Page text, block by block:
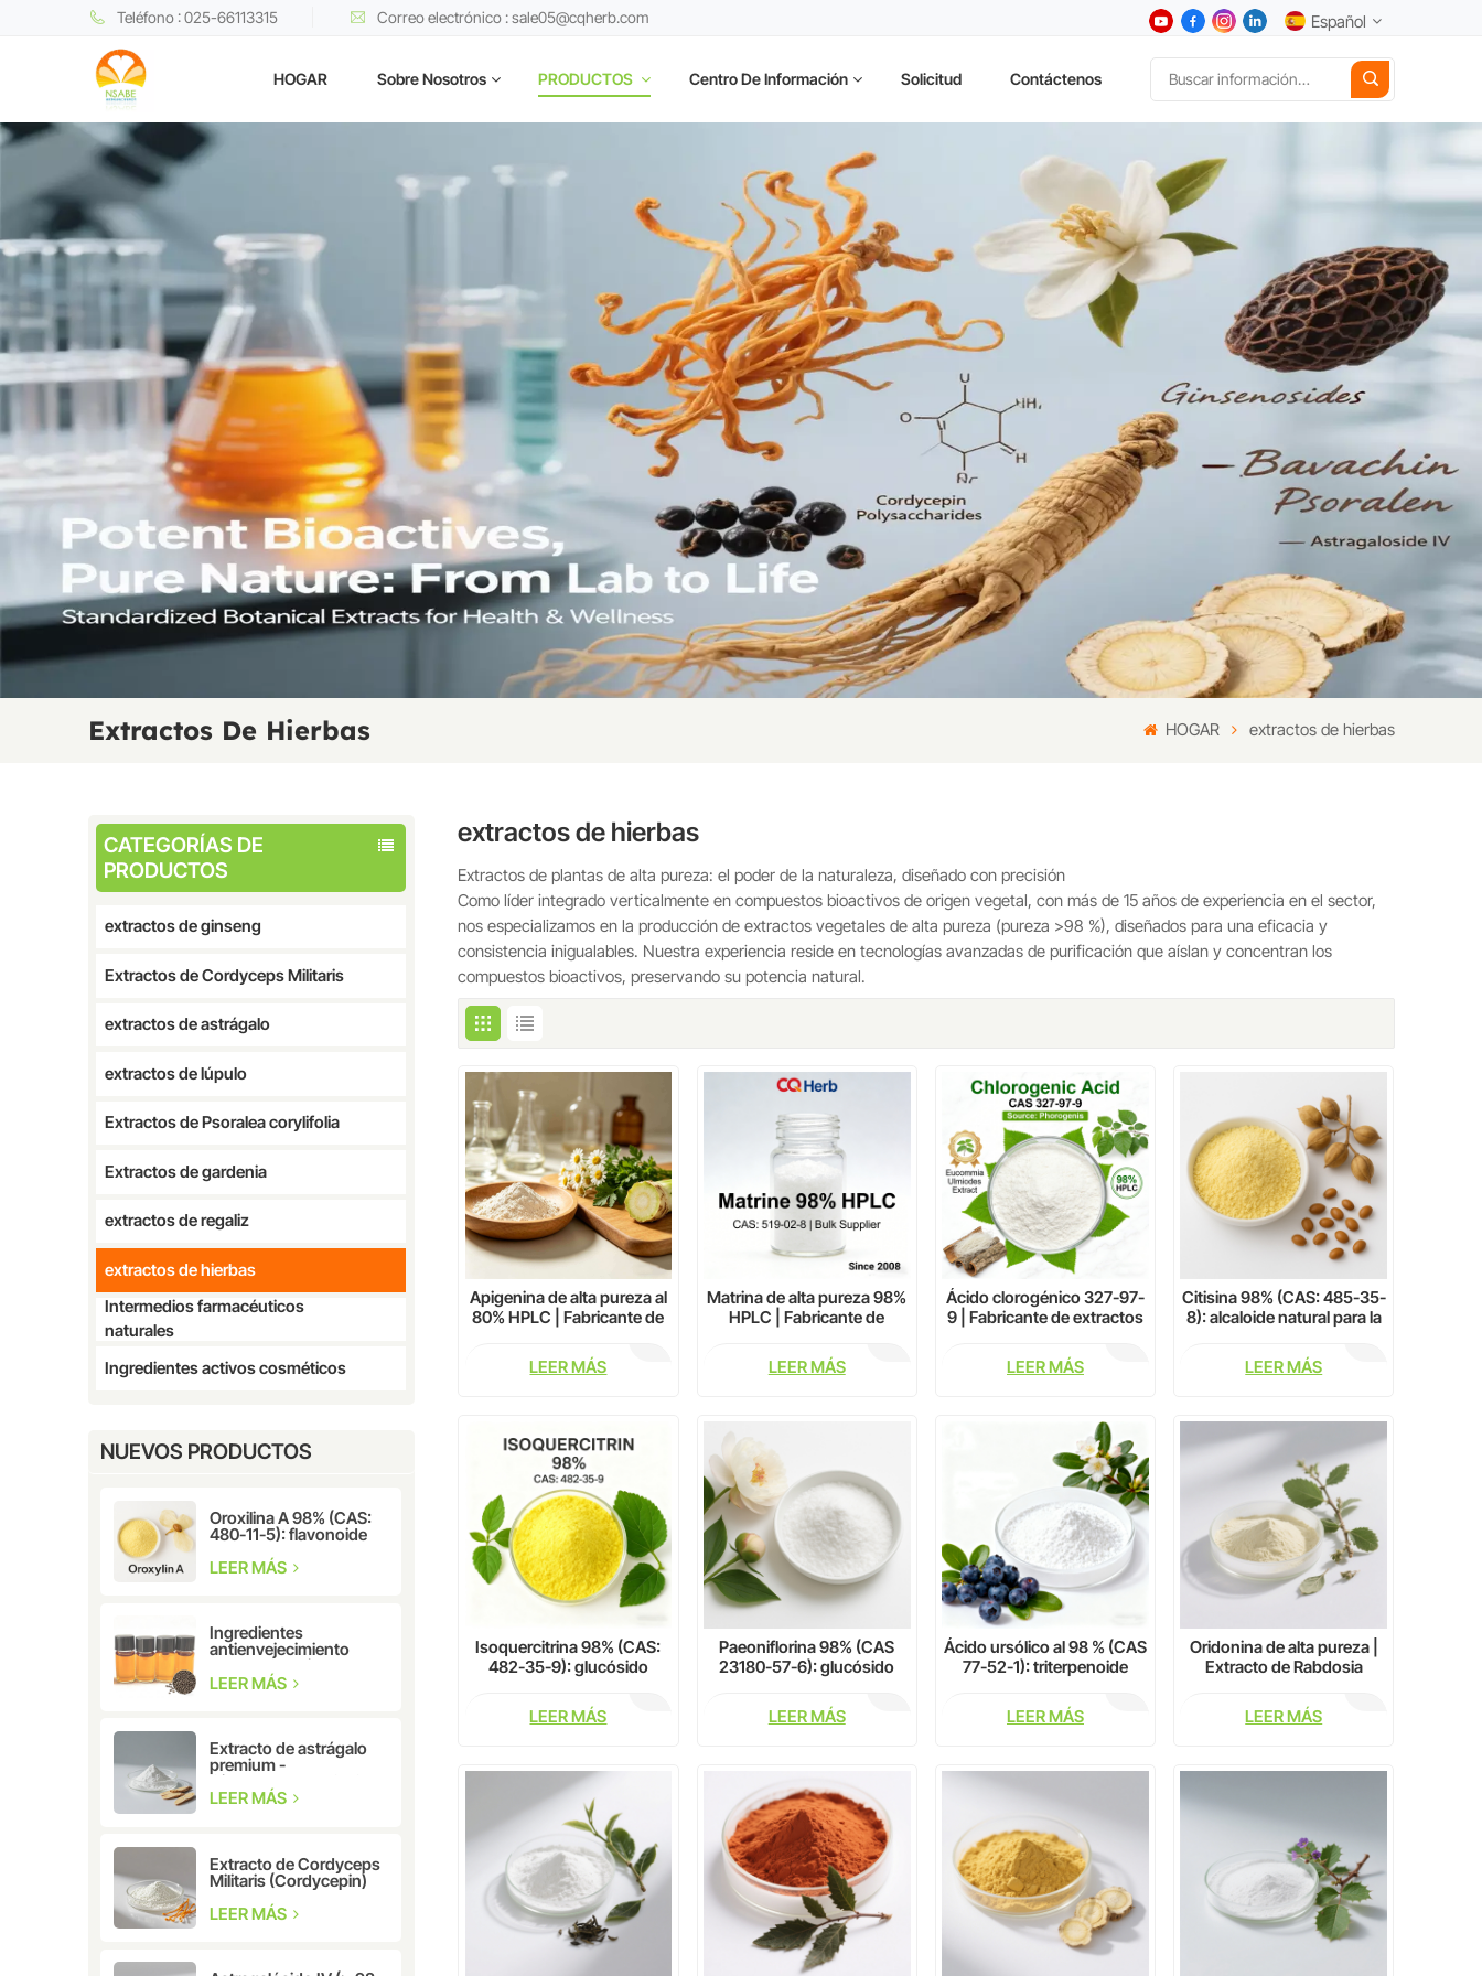
Teléfono : 025-66113315 Correo electrónico : sale05@cqherb.com Español
Español
日本語
한국어
HOGAR Sobre Nosotros PRODUCTOS Centro De Información Solicitud Contáctenos
Extractos De Hierbas HOGAR extractos de hierbas
CATEGORÍAS DE
PRODUCTOS
extractos de ginseng
Extractos de Cordyceps Militaris
extractos de astrágalo
extractos de lúpulo
Extractos de Psoralea corylifolia
Extractos de gardenia
extractos de regaliz
extractos de hierbas
Intermedios farmacéuticos
naturales
Ingredientes activos cosméticos
NUEVOS PRODUCTOS
Oroxilina A 98% (CAS:
480-11-5): flavonoide
investigación
LEER MÁS
Ingredientes
antienvejecimiento
Extracto de hierbas
CAS: 10309-37-2
LEER MÁS
Extracto de astrágalo
premium -
Cicloastragenol CAS:
78574-94-4
LEER MÁS
Extracto de Cordyceps
Militaris (Cordycepin)
LEER MÁS
extractos de hierbas
Extractos de plantas de alta pureza: el poder de la naturaleza, diseñado con precisión
Como líder integrado verticalmente en compuestos bioactivos de origen vegetal, con más de 15 años de experiencia en el sector,
nos especializamos en la producción de extractos vegetales de alta pureza (pureza >98 %), diseñados para una eficacia y
consistencia inigualables. Nuestra experiencia reside en tecnologías avanzadas de purificación que aíslan y concentran los
compuestos bioactivos, preservando su potencia natural.
Apigenina de alta pureza al
80% HPLC | Fabricante de
naturales - CQ Herb
LEER MÁS
Matrina de alta pureza 98%
HPLC | Fabricante de
naturales - CQ Herb
LEER MÁS
Ácido clorogénico 327-97-
9 | Fabricante de extractos
Herb
LEER MÁS
Citisina 98% (CAS: 485-35-
8): alcaloide natural para la
y neurocientífica
LEER MÁS
Isoquercitrina 98% (CAS:
482-35-9): glucósido
investigación farmacéutica
LEER MÁS
Paeoniflorina 98% (CAS
23180-57-6): glucósido
farmacéutica
LEER MÁS
Ácido ursólico al 98 % (CAS
77-52-1): triterpenoide
farmacéutico y cosmético
LEER MÁS
Oridonina de alta pureza |
Extracto de Rabdosia
2
LEER MÁS